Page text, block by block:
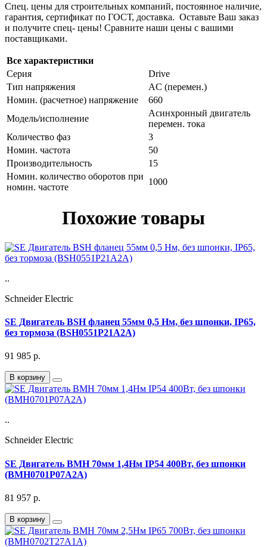
Спец. цены для строительных компаний, постоянное наличие,
гарантия, сертификат по ГОСТ, доставка. Оставьте Ваш заказ
и получите спец- цены! Сравните наши цены с вашими
поставщиками.
Все характеристики
Серия
Drive
Тип напряжения
AC (перемен.)
Номин. (расчетное) напряжение
660
Модель/исполнение
Асинхронный двигатель
перемен. тока
Количество фаз
3
Номин. частота
50
Производительность
15
Номин. количество оборотов при
номин. частоте
1000
Похожие товары
..
Schneider Electric
SE Двигатель BSH фланец 55мм 0,5 Нм, без шпонки, IP65,
без тормоза (BSH0551P21A2A)
91 985 р.
В корзину
..
Schneider Electric
SE Двигатель BMH 70мм 1,4Нм IP54 400Вт, без шпонки
(BMH0701P07A2A)
81 957 р.
В корзину